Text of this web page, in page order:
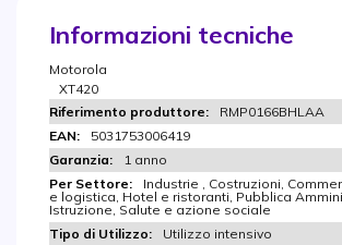
Informazioni tecniche
Motorola
XT420
RMP0166BHLAA
5031753006419
1 anno
Industrie , Costruzioni,
e logistica, Hotel e ristoranti, Pubblica
Istruzione, Salute e azione sociale
Utilizzo intensivo